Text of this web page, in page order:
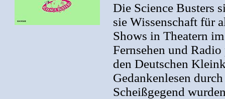
Die Science Busters
sie Wissenschaft für
Shows in Theatern
Fernsehen und
den Deutschen
Gedankenlesen
Scheißgegend